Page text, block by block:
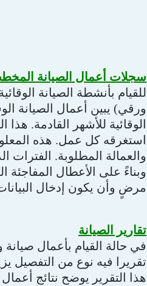
سجلات أعمال الصيانة
للقيام بأنشطة الصيانة
ورقي) يبين أعمال الصيانة
الوقائية للأشهر القادمة.
استغرقه كل عمل. هذه
والعمالة المطلوبة. الفترات
وبناءً على الأعطال
مرضٍ وأن يكون إدخال
تقارير الصيانة
في حالة القيام بأعمال
تقريرا فيه نوع من
هذا التقرير يوضح نتائج